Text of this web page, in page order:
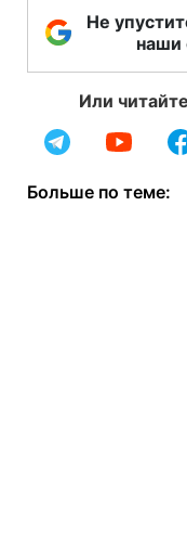
Не
наши
Или
Больше по теме: